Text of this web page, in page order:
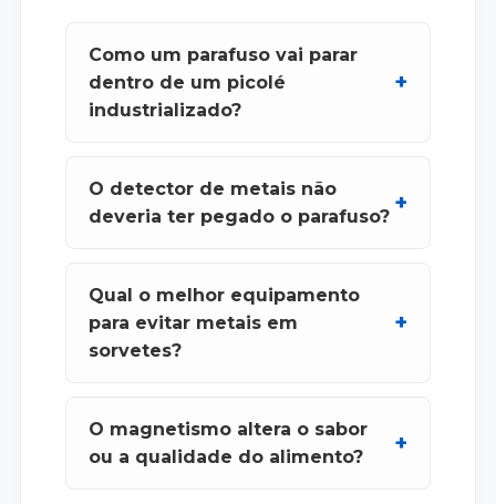
Como um parafuso vai parar
dentro de um picolé
industrializado?
O detector de metais não
deveria ter pegado o parafuso?
Qual o melhor equipamento
para evitar metais em
sorvetes?
O magnetismo altera o sabor
ou a qualidade do alimento?